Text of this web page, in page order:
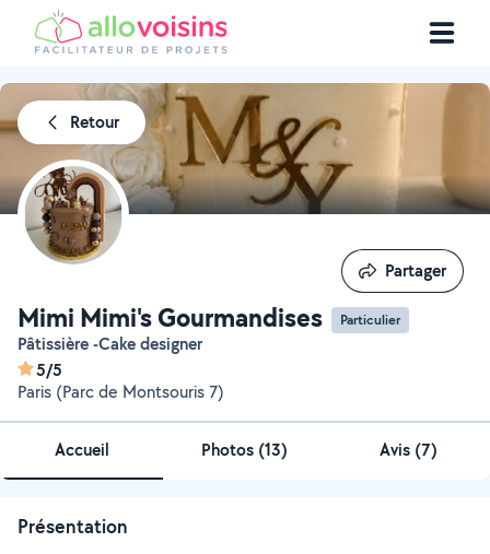
Retour
Mimi Mimi's Gourmandises Particulier
Pâtissière -Cake designer
5/5
Paris (Parc de Montsouris 7)
Partager
Partager
Accueil Photos (13) Avis (7)
Présentation